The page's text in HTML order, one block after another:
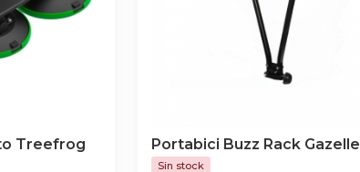
Treefrog
Portabici Buzz Rack Gazelle